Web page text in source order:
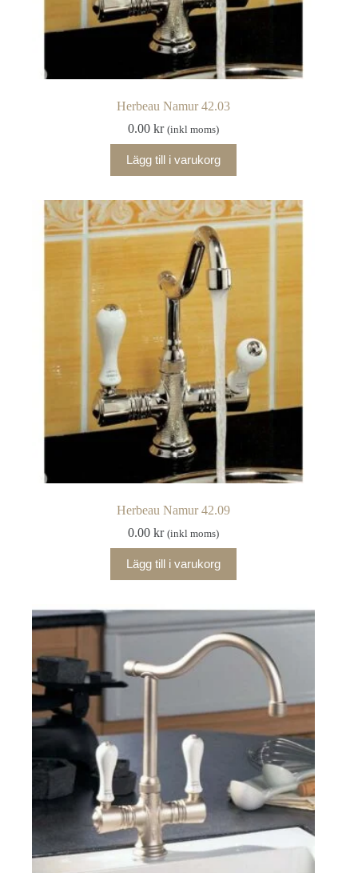
Herbeau Namur 42.03
0.00kr (inkl moms)
Lägg till i varukorg
Herbeau Namur 42.09
0.00kr (inkl moms)
Lägg till i varukorg